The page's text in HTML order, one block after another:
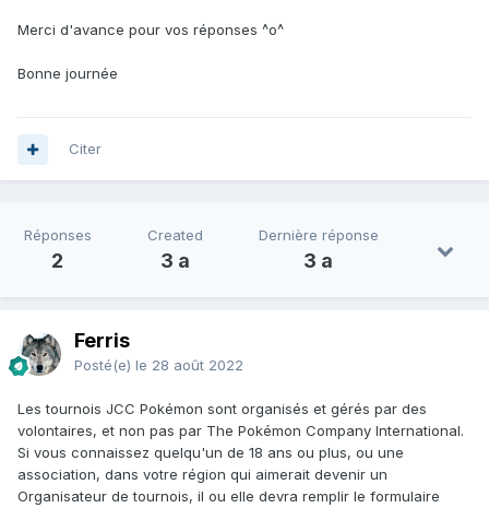
Merci d'avance pour vos réponses ^o^
Bonne journée
Citer
Réponses
2
Created
3 a
Dernière réponse
3 a
Ferris
Posté(e) le 28 août 2022
Les tournois JCC Pokémon sont organisés et gérés par des
volontaires, et non pas par The Pokémon Company International.
Si vous connaissez quelqu'un de 18 ans ou plus, ou une
association, dans votre région qui aimerait devenir un
Organisateur de tournois, il ou elle devra remplir le formulaire